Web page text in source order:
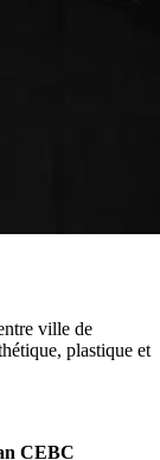
ville de
plastique et
CEBC